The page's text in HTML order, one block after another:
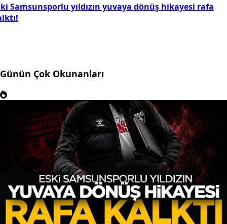
Samsunsporlu yıldızın yuvaya dönüş hikayesi rafa
Günün Çok Okunanları